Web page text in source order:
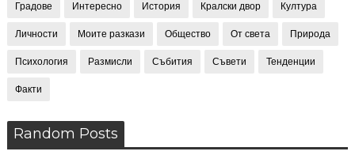
Градове Интересно История Кралски двор Култура
Личности Моите разкази Общество От света Природа
Психология Размисли Събития Съвети Тенденции
Факти
Random Posts